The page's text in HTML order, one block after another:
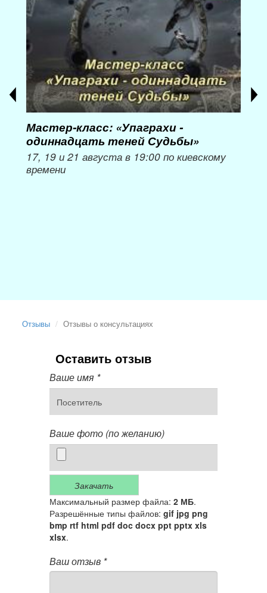
Мастер-класс: «Упаграхи -
одиннадцать теней Судьбы»
17, 19 и 21 августа в 19:00 по киевскому
времени
Отзывы Отзывы о консультациях
Оставить отзыв
Ваше имя *
Ваше фото (по желанию)
Закачать
Максимальный размер файла: 2 МБ.
Разрешённые типы файлов: gif jpg png
bmp rtf html pdf doc docx ppt pptx xls
xlsx.
Ваш отзыв *